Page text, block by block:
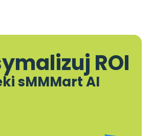
ROI
sMMMart AI